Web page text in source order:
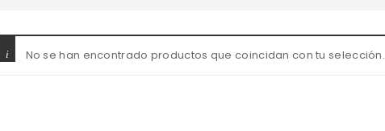
No se han encontrado productos que coincidan con tu selección.